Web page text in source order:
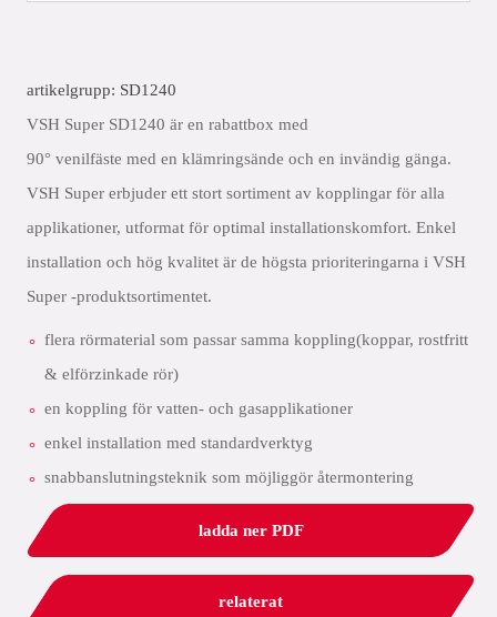
artikelgrupp: SD1240
VSH Super SD1240 är en rabattbox med
90° venilfäste med en klämringsände och en invändig gänga.
VSH Super erbjuder ett stort sortiment av kopplingar för alla
applikationer, utformat för optimal installationskomfort. Enkel
installation och hög kvalitet är de högsta prioriteringarna i VSH
Super -produktsortimentet.
flera rörmaterial som passar samma koppling(koppar, rostfritt
& elförzinkade rör)
en koppling för vatten- och gasapplikationer
enkel installation med standardverktyg
snabbanslutningsteknik som möjliggör återmontering
ladda ner PDF
relaterat